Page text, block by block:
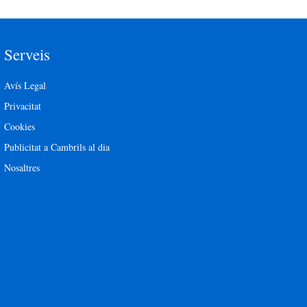
Serveis
Avís Legal
Privacitat
Cookies
Publicitat a Cambrils al dia
Nosaltres